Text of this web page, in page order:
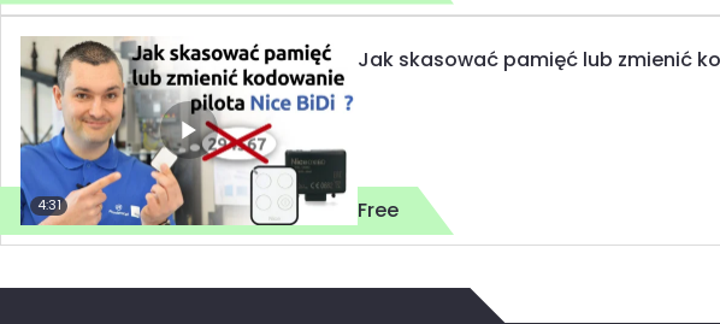
4:31
Jak skasować pamięć lub zmienić
Free